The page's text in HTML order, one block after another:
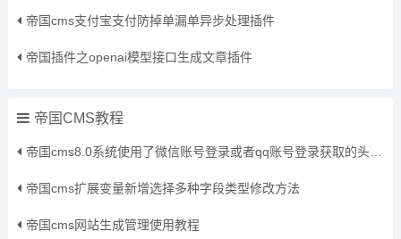
帝国cms支付宝支付防掉单漏单异步处理插件
帝国插件之openai模型接口生成文章插件
帝国CMS教程
帝国cms8.0系统使用了微信账号登录或者qq账号登录获取的头像保存到本地方法
帝国cms扩展变量新增选择多种字段类型修改方法
帝国cms网站生成管理使用教程